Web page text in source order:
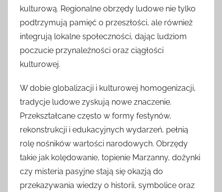
kulturową. Regionalne obrzędy ludowe nie tylko
podtrzymują pamięć o przeszłości, ale również
integrują lokalne społeczności, dając ludziom
poczucie przynależności oraz ciągłości
kulturowej.
W dobie globalizacji i kulturowej homogenizacji,
tradycje ludowe zyskują nowe znaczenie.
Przekształcane często w formy festynów,
rekonstrukcji i edukacyjnych wydarzeń, pełnią
rolę nośników wartości narodowych. Obrzędy
takie jak kolędowanie, topienie Marzanny, dożynki
czy misteria pasyjne stają się okazją do
przekazywania wiedzy o historii, symbolice oraz